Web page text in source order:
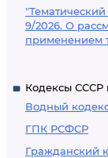
9/2026. О
применением
Кодексы
Водный
ГПК РСФСР
Гражданский